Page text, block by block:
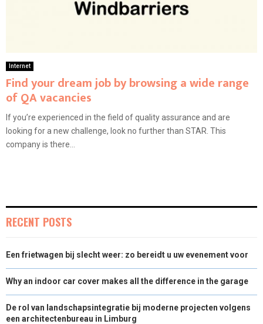
Internet
Find your dream job by browsing a wide range
of QA vacancies
If you’re experienced in the field of quality assurance and are
looking for a new challenge, look no further than STAR. This
company is there...
RECENT POSTS
Een frietwagen bij slecht weer: zo bereidt u uw evenement voor
Why an indoor car cover makes all the difference in the garage
De rol van landschapsintegratie bij moderne projecten volgens
een architectenbureau in Limburg